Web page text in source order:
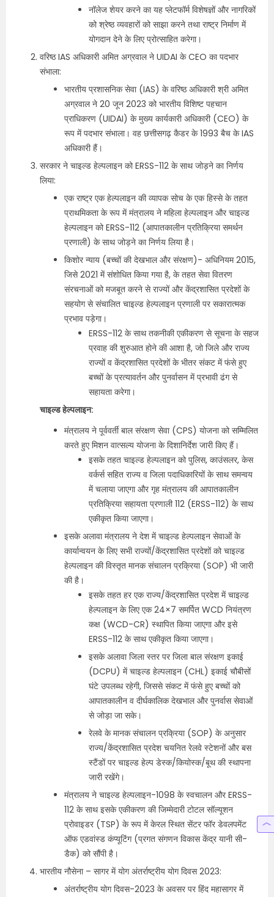
नॉलेज शेयर करने का यह प्‍लेटफॉर्म विशेषज्ञों और नागरिकों
को श्रेष्‍ठ व्‍यवहारों को साझा करने तथा राष्ट्र निर्माण में
योगदान देने के लिए प्रोत्साहित करेगा।
वरिष्ठ IAS अधिकारी अमित अग्रवाल ने UIDAI के CEO का पदभार
संभाला:
भारतीय प्रशासनिक सेवा (IAS) के वरिष्ठ अधिकारी श्री अमित
अग्रवाल ने 20 जून 2023 को भारतीय विशिष्ट पहचान
प्राधिकरण (UIDAI) के मुख्य कार्यकारी अधिकारी (CEO) के
रूप में पदभार संभाला। वह छत्तीसगढ़ कैडर के 1993 बैच के IAS
अधिकारी हैं।
सरकार ने चाइल्ड हेल्पलाइन को ERSS-112 के साथ जोड़ने का निर्णय
लिया:
एक राष्ट्र एक हेल्पलाइन की व्यापक सोच के एक हिस्से के तहत
प्राथमिकता के रूप में मंत्रालय ने महिला हेल्पलाइन और चाइल्ड
हेल्पलाइन को ERSS-112 (आपातकालीन प्रतिक्रिया समर्थन
प्रणाली) के साथ जोड़ने का निर्णय लिया है।
किशोर न्याय (बच्चों की देखभाल और संरक्षण)- अधिनियम 2015,
जिसे 2021 में संशोधित किया गया है, के तहत सेवा वितरण
संरचनाओं को मजबूत करने से राज्यों और केंद्रशासित प्रदेशों के
सहयोग से संचालित चाइल्ड हेल्पलाइन प्रणाली पर सकारात्मक
प्रभाव पड़ेगा।
ERSS-112 के साथ तकनीकी एकीकरण से सूचना के सहज
प्रवाह की शुरुआत होने की आशा है, जो जिले और राज्य
राज्यों व केंद्रशासित प्रदेशों के भीतर संकट में फंसे हुए
बच्चों के प्रत्यावर्तन और पुनर्वासन में प्रभावी ढंग से
सहायता करेगा।
चाइल्ड हेल्पलाइन:
मंत्रालय ने पूर्ववर्ती बाल संरक्षण सेवा (CPS) योजना को सम्मिलित
करते हुए मिशन वात्सल्य योजना के दिशानिर्देश जारी किए हैं।
इसके तहत चाइल्ड हेल्पलाइन को पुलिस, काउंसलर, केस
वर्कर्स सहित राज्य व जिला पदाधिकारियों के साथ समन्वय
में चलाया जाएगा और गृह मंत्रालय की आपातकालीन
प्रतिक्रिया सहायता प्रणाली 112 (ERSS-112) के साथ
एकीकृत किया जाएगा।
इसके अलावा मंत्रालय ने देश में चाइल्ड हेल्पलाइन सेवाओं के
कार्यान्वयन के लिए सभी राज्यों/केंद्रशासित प्रदेशों को चाइल्ड
हेल्पलाइन की विस्तृत मानक संचालन प्रक्रिया (SOP) भी जारी
की है।
इसके तहत हर एक राज्य/केंद्रशासित प्रदेश में चाइल्ड
हेल्पलाइन के लिए एक 24×7 समर्पित WCD नियंत्रण
कक्ष (WCD-CR) स्थापित किया जाएगा और इसे
ERSS-112 के साथ एकीकृत किया जाएगा।
इसके अलावा जिला स्तर पर जिला बाल संरक्षण इकाई
(DCPU) में चाइल्ड हेल्पलाइन (CHL) इकाई चौबीसों
घंटे उपलब्ध रहेगी, जिससे संकट में फंसे हुए बच्चों को
आपातकालीन व दीर्घकालिक देखभाल और पुनर्वास सेवाओं
से जोड़ा जा सके।
रेलवे के मानक संचालन प्रक्रिया (SOP) के अनुसार
राज्य/केंद्रशासित प्रदेश चयनित रेलवे स्टेशनों और बस
स्टैंडों पर चाइल्ड हेल्प डेस्क/कियोस्क/बूथ की स्थापना
जारी रखेंगे।
मंत्रालय ने चाइल्ड हेल्पलाइन-1098 के स्वचालन और ERSS-
112 के साथ इसके एकीकरण की जिम्मेदारी टोटल सॉल्यूशन
प्रोवाइडर (TSP) के रूप में केरल स्थित सेंटर फॉर डेवलपमेंट
ऑफ एडवांस्ड कंप्यूटिंग (प्रगत संगणन विकास केंद्र यानी सी-
डैक) को सौंपी है।
भारतीय नौसेना – सागर में योग अंतर्राष्ट्रीय योग दिवस 2023:
अंतर्राष्ट्रीय योग दिवस-2023 के अवसर पर हिंद महासागर में